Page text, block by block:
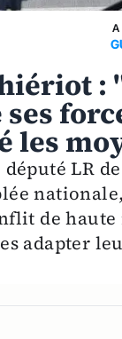
A
:
les
LR
de haute
adapter